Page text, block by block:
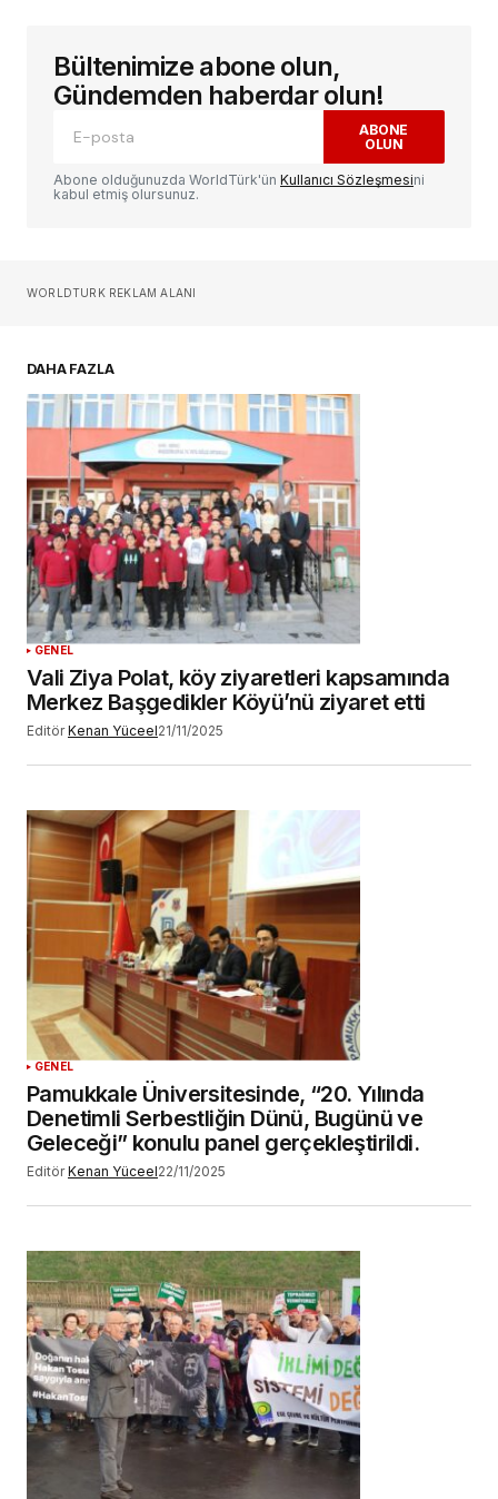
E-posta adresiniz yayınlanmayacak.
alanlar*ile işaretlenmişlerdir
Yorum
Sizin adınız*
Daha sonraki yorumlarımda kullanılması için
adım, e-posta adresim ve site adresim bu
tarayıcıya kaydedilsin.
YORUM GÖNDER
Bültenimize abone olun,
Gündemden haberdar olun!
ABONE
OLUN
Abone olduğunuzda WorldTürk'ün Kullanıcı Sözleşmesini
kabul etmiş olursunuz.
WORLDTURK REKLAM ALANI
DAHA FAZLA
GENEL
Vali Ziya Polat, köy ziyaretleri kapsamında
Merkez Başgedikler Köyü’nü ziyaret etti
Editör Kenan Yüceel21/11/2025
GENEL
Pamukkale Üniversitesinde, “20. Yılında
Denetimli Serbestliğin Dünü, Bugünü ve
Geleceği” konulu panel gerçekleştirildi.
Editör Kenan Yüceel22/11/2025